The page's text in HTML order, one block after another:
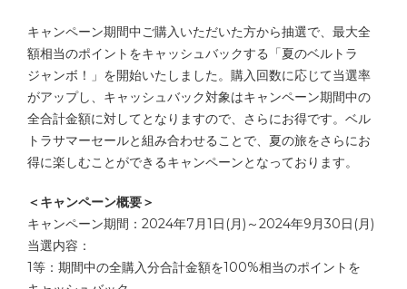
キャンペーン期間中ご購入いただいた方から抽選で、最大全
額相当のポイントをキャッシュバックする「夏のベルトラ
ジャンボ！」を開始いたしました。購入回数に応じて当選率
がアップし、キャッシュバック対象はキャンペーン期間中の
全合計金額に対してとなりますので、さらにお得です。ベル
トラサマーセールと組み合わせることで、夏の旅をさらにお
得に楽しむことができるキャンペーンとなっております。
＜キャンペーン概要＞
キャンペーン期間：2024年7月1日(月)～2024年9月30日(月)
当選内容：
1等：期間中の全購入分合計金額を100%相当のポイントを